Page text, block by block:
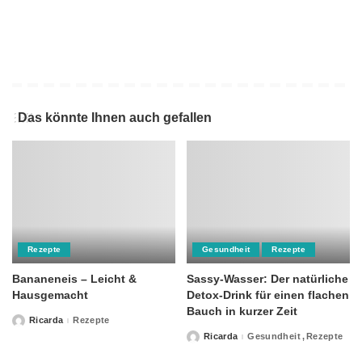
Das könnte Ihnen auch gefallen
Rezepte
Bananeneis – Leicht &
Hausgemacht
PostedRicarda Rezepte
Gesundheit Rezepte
Sassy-Wasser: Der natürliche
Detox-Drink für einen flachen
Bauch in kurzer Zeit
PostedRicarda Gesundheit Rezepte